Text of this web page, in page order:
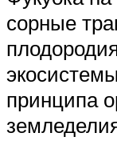
сорные
принципа